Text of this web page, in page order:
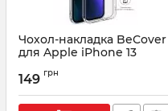
Чохол-накладка BeCover
для Apple iPhone 13
Артикул:
149 грн